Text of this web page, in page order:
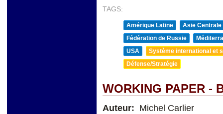
TAGS:
Amérique Latine
Asie Centrale
Fédération de Russie
USA
Système international et
Défense/Stratégie
WORKING PAPER -
Auteur: Michel Carlier